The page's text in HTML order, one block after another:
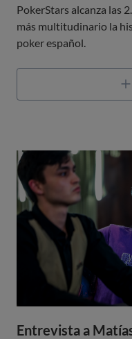
PokerStars alcanza las
más multitudinario la
poker español.
Entrevista a